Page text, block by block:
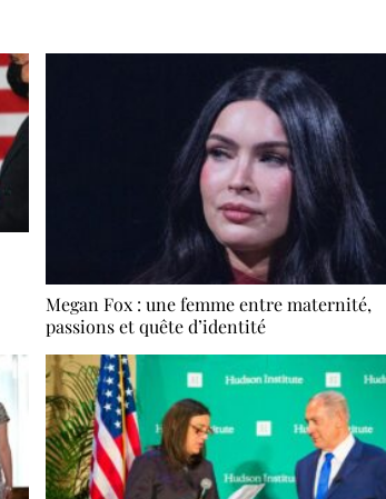
Megan Fox : une femme entre maternité,
passions et quête d’identité